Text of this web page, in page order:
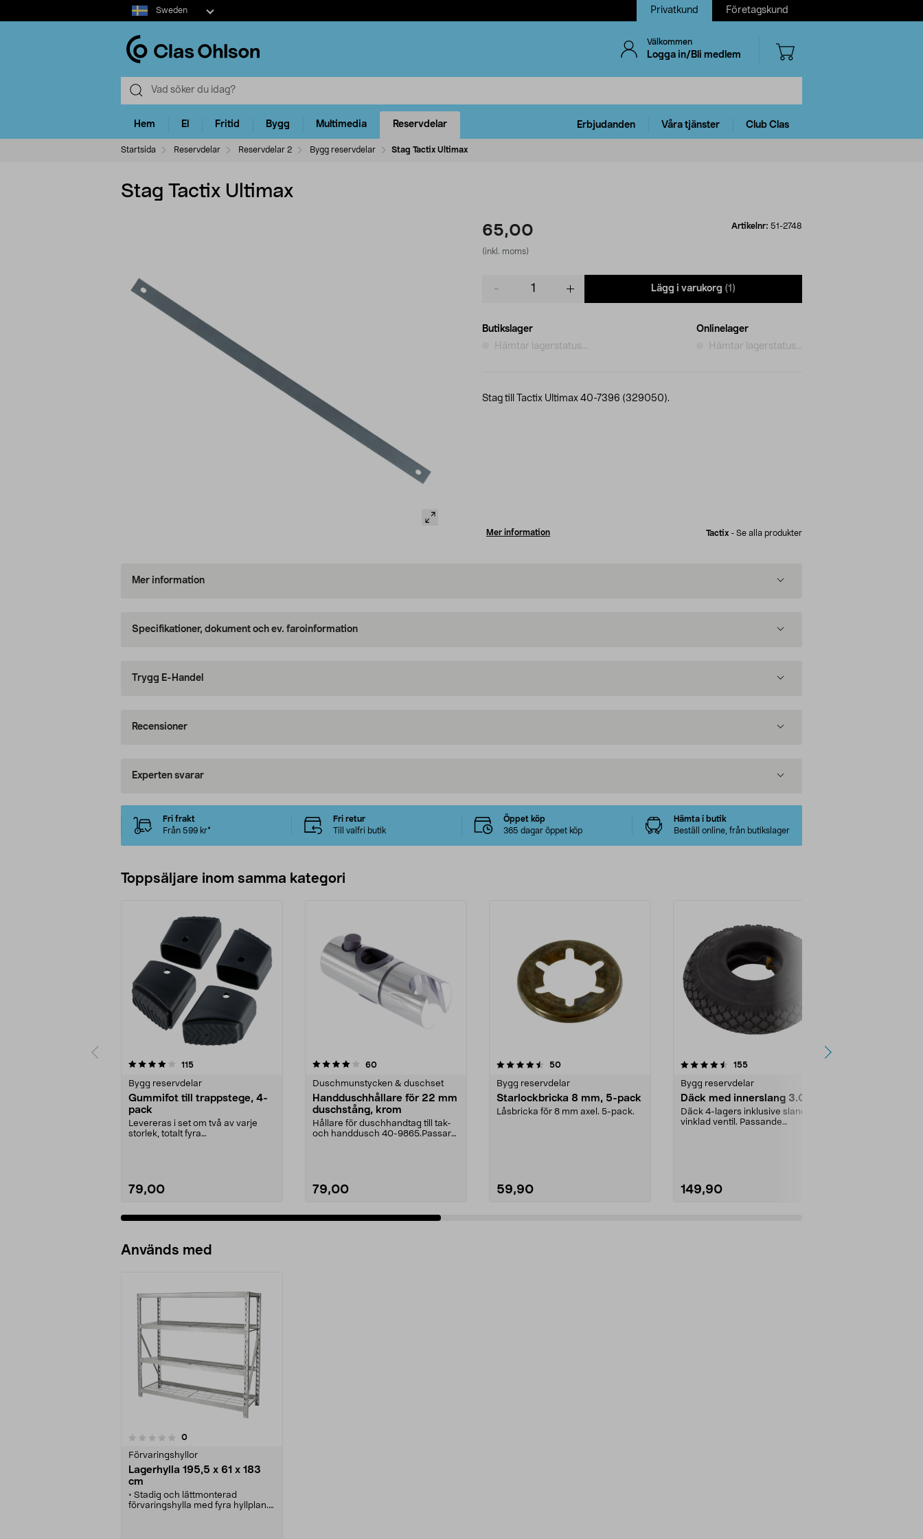
Select
market
Sweden Privatkund Företagskund
Välkommen
Logga in/Bli medlem
Hem El Fritid Bygg Multimedia Reservdelar Erbjudanden Våra tjänster Club Clas
Startsida Reservdelar Reservdelar 2 Bygg reservdelar Stag Tactix Ultimax
Stag Tactix Ultimax
65,00
(inkl. moms)
Artikelnr: 51-2748
Lägg i varukorg (1)
Butikslager
Hämtar lagerstatus...
Onlinelager
Hämtar lagerstatus...
Stag till Tactix Ultimax 40-7396 (329050).
Mer information Tactix - Se alla produkter
Mer information
Specifikationer, dokument och ev. faroinformation
Trygg E-Handel
Recensioner
Experten svarar
Fri frakt
Från 599 kr*
Fri retur
Till valfri butik
Öppet köp
365 dagar öppet köp
Hämta i butik
Beställ online, från butikslager
Toppsäljare inom samma kategori
115recensioner
Bygg reservdelar
Gummifot till trappstege, 4-
pack
Levereras i set om två av varje
storlek, totalt fyra
79,00
4.0 av 5 stjärnor 60recensioner
Duschmunstycken & duschset
Handduschhållare för 22 mm
duschstång, krom
Hållare för duschhandtag till tak-
och handdusch 40-9865.Passar
79,00
4.5 av 5 stjärnor 50recensioner
Bygg reservdelar
Starlockbricka 8 mm, 5-pack
Låsbricka för 8 mm axel. 5-pack.
59,90
4.5 av 5 stjärnor 155recensioner
Bygg reservdelar
Däck med innerslang 3.00-4
Däck 4-lagers inklusive slang med
vinklad ventil. Passande
149,90
4.5 av 5 stjärnor
Används med
0recensioner
Förvaringshyllor
Lagerhylla 195,5 x 61 x 183
cm
• Stadig och lättmonterad
förvaringshylla med fyra hyllplan.